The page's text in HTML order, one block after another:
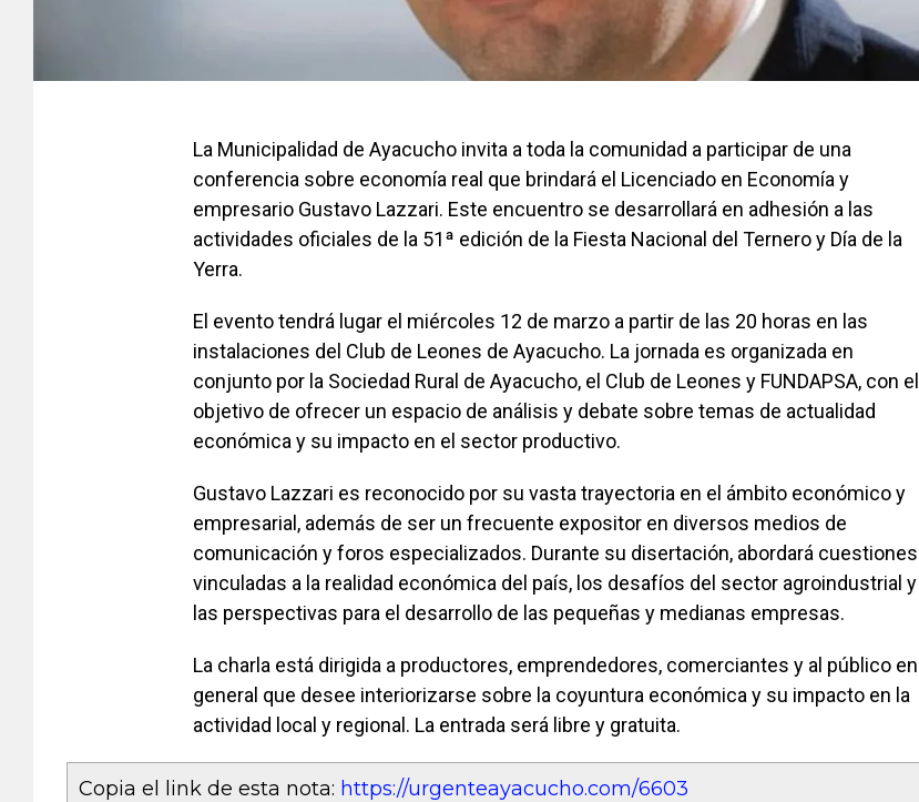
La Municipalidad de Ayacucho invita a toda la comunidad a participar de una
conferencia sobre economía real que brindará el Licenciado en Economía y
empresario Gustavo Lazzari. Este encuentro se desarrollará en adhesión a las
actividades oficiales de la 51ª edición de la Fiesta Nacional del Ternero y Día de la
Yerra.
El evento tendrá lugar el miércoles 12 de marzo a partir de las 20 horas en las
instalaciones del Club de Leones de Ayacucho. La jornada es organizada en
conjunto por la Sociedad Rural de Ayacucho, el Club de Leones y FUNDAPSA, con el
objetivo de ofrecer un espacio de análisis y debate sobre temas de actualidad
económica y su impacto en el sector productivo.
Gustavo Lazzari es reconocido por su vasta trayectoria en el ámbito económico y
empresarial, además de ser un frecuente expositor en diversos medios de
comunicación y foros especializados. Durante su disertación, abordará cuestiones
vinculadas a la realidad económica del país, los desafíos del sector agroindustrial y
las perspectivas para el desarrollo de las pequeñas y medianas empresas.
La charla está dirigida a productores, emprendedores, comerciantes y al público en
general que desee interiorizarse sobre la coyuntura económica y su impacto en la
actividad local y regional. La entrada será libre y gratuita.
Copia el link de esta nota: https://urgenteayacucho.com/6603